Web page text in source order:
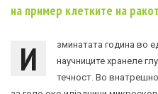
на пример клетките на
И
зминатата година во
научниците хранеле
течност. Во